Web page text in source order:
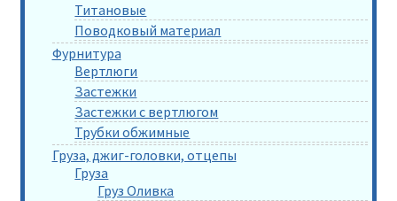
Титановые
Поводковый материал
Фурнитура
Вертлюги
Застежки
Застежки с вертлюгом
Трубки обжимные
Груза, джиг-головки, отцепы
Груза
Груз Оливка